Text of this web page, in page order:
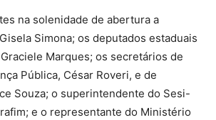
na solenidade de abertura a
Simona; os deputados estaduais
Marques; os secretários de
Pública, César Roveri, e de
Souza; o superintendente do Sesi-
e o representante do Ministério